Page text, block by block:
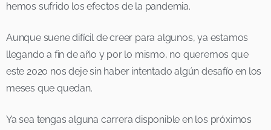
hemos sufrido los efectos de la pandemia.
Aunque suene difícil de creer para algunos, ya estamos
llegando a fin de año y por lo mismo, no queremos que
este 2020 nos deje sin haber intentado algún desafío en los
meses que quedan.
Ya sea tengas alguna carrera disponible en los próximos